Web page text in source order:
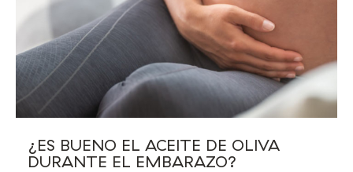
¿ES BUENO EL ACEITE DE OLIVA
DURANTE EL EMBARAZO?